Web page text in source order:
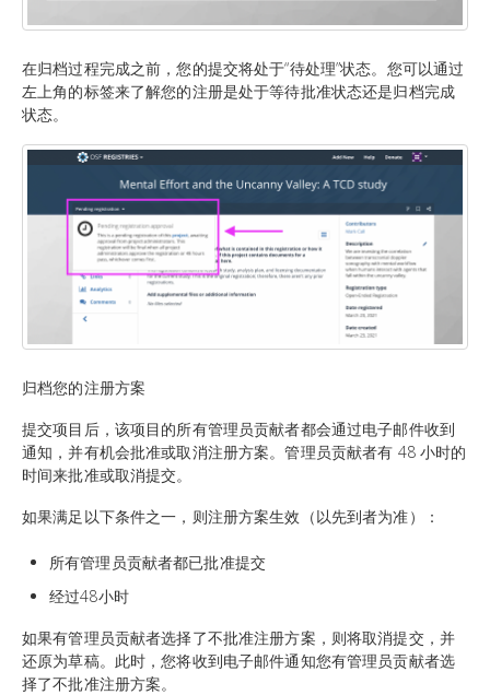
在归档过程完成之前，您的提交将处于“待处理”状态。您可以通过
左上角的标签来了解您的注册是处于等待批准状态还是归档完成
状态。
归档您的注册方案
提交项目后，该项目的所有管理员贡献者都会通过电子邮件收到
通知，并有机会批准或取消注册方案。管理员贡献者有 48 小时的
时间来批准或取消提交。
如果满足以下条件之一，则注册方案生效（以先到者为准）：
所有管理员贡献者都已批准提交
经过48小时
如果有管理员贡献者选择了不批准注册方案，则将取消提交，并
还原为草稿。此时，您将收到电子邮件通知您有管理员贡献者选
择了不批准注册方案。